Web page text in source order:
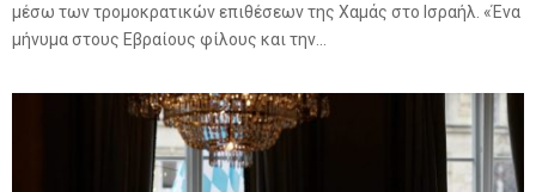
μέσω των τρομοκρατικών επιθέσεων της Χαμάς στο Ισραήλ. «Ένα
μήνυμα στους Εβραίους φίλους και την...